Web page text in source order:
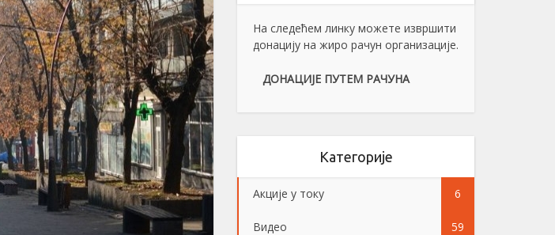
На следећем линку можете извршити
донацију на жиро рачун организације.
ДОНАЦИЈЕ ПУТЕМ РАЧУНА
Категорије
Акције у току 6
Видео 59